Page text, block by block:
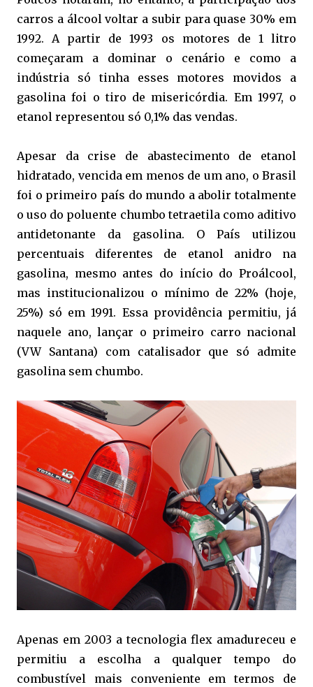
carros a álcool voltar a subir para quase 30% em
1992. A partir de 1993 os motores de 1 litro
começaram a dominar o cenário e como a
indústria só tinha esses motores movidos a
gasolina foi o tiro de misericórdia. Em 1997, o
etanol representou só 0,1% das vendas.
Apesar da crise de abastecimento de etanol
hidratado, vencida em menos de um ano, o Brasil
foi o primeiro país do mundo a abolir totalmente
o uso do poluente chumbo tetraetila como aditivo
antidetonante da gasolina. O País utilizou
percentuais diferentes de etanol anidro na
gasolina, mesmo antes do início do Proálcool,
mas institucionalizou o mínimo de 22% (hoje,
25%) só em 1991. Essa providência permitiu, já
naquele ano, lançar o primeiro carro nacional
(VW Santana) com catalisador que só admite
gasolina sem chumbo.
Apenas em 2003 a tecnologia flex amadureceu e
permitiu a escolha a qualquer tempo do
combustível mais conveniente em termos de